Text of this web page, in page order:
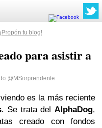
tu blog!
para asistir a
@MSorprendente
es la más reciente
. Se trata delAlphaDog,
creado con fondos